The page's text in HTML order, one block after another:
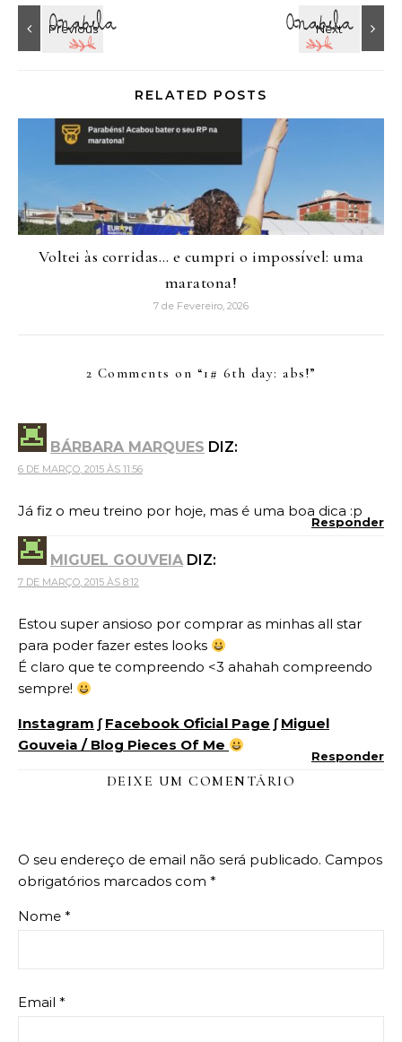
RELATED POSTS
Voltei às corridas… e cumpri o impossível: uma
maratona!
7 de Fevereiro, 2026
2 Comments on “1# 6th day: abs!”
BÁRBARA MARQUES DIZ:
6 DE MARÇO, 2015 ÀS 11:56
Já fiz o meu treino por hoje, mas é uma boa dica :p
Responder
MIGUEL GOUVEIA DIZ:
7 DE MARÇO, 2015 ÀS 8:12
Estou super ansioso por comprar as minhas all star
para poder fazer estes looks
É claro que te compreendo <3 ahahah compreendo
sempre!
Instagram ∫Facebook Oficial Page ∫Miguel
Gouveia / Blog Pieces Of Me
Responder
DEIXE UM COMENTÁRIO
O seu endereço de email não será publicado. Campos
obrigatórios marcados com *
Nome *
Email *